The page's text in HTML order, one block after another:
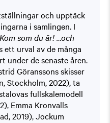
och upptäck
i samlingen. I
Kom som du är! …och
ett urval av de många
under de senaste åren.
Göranssons skisser
Stockholm, 2022), ta
fullskalemodell
Emma Kronvalls
2019), Jockum